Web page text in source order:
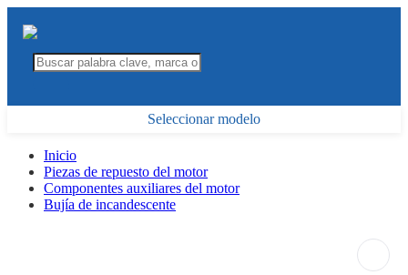
Seleccionar modelo
Inicio
Piezas de repuesto del motor
Componentes auxiliares del motor
Bujía de incandescente